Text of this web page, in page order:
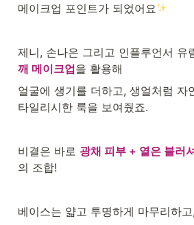
메이크업 포인트가 되었어요
제니, 손나은 그리고 인플루언서 유
깨 메이크업을 활용해
얼굴에 생기를 더하고, 생얼처럼 자
타일리시한 룩을 보여줬죠.
비결은 바로 광채 피부 + 옅은 블러
의 조합!
베이스는 얇고 투명하게 마무리하고,